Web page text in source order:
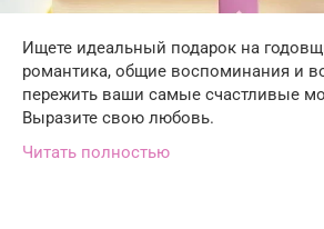
Ищете идеальный подарок на
романтика, общие воспоминания и
пережить ваши самые счастливые
Выразите свою любовь.
Читать полностью